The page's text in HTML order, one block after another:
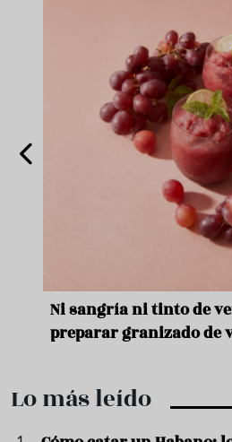
Ni sangría ni tinto de
preparar granizado de
Lo más leído